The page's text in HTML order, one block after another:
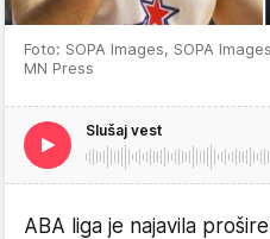
Foto: SOPA Images, SOPA
MN Press
Slušaj vest
ABA liga je najavila